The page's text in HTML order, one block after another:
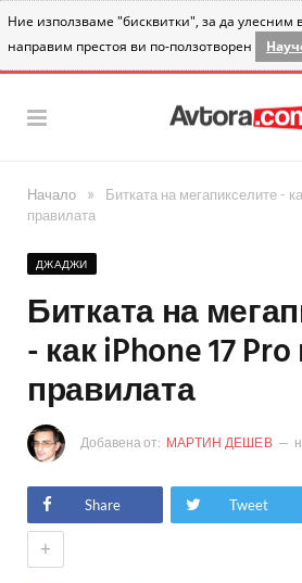
Ние използваме "бисквитки", за да
направим престоя ви по-ползотворен
Начало »
Битката на мегапикселите -
правилата
ДЖАДЖИ
Битката на
- как iPhone 17
правилата
Добавена от: МАРТИН ДЕШЕВ
Share Tweet
+